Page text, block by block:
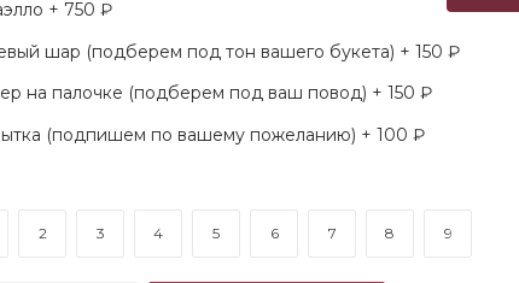
+ 750 ₽
шар (подберем под тон вашего букета) + 150 ₽
на палочке (подберем под ваш повод) + 150 ₽
(подпишем по вашему пожеланию) + 100 ₽
2 3 4 5 6 7 8 9